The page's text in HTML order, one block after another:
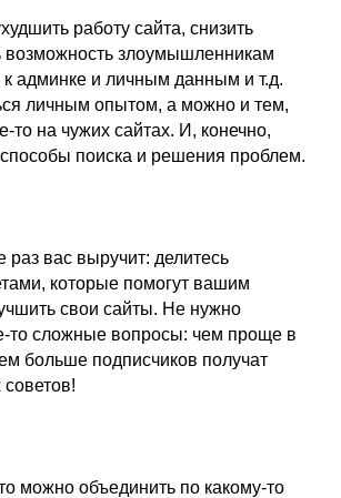
работу сайта, снизить
возможность злоумышленникам
к админке и личным данным и т.д.
личным опытом, а можно и тем,
то на чужих сайтах. И, конечно,
поиска и решения проблем.
раз вас выручит: делитесь
которые помогут вашим
свои сайты. Не нужно
то сложные вопросы: чем проще в
больше подписчиков получат
можно объединить по какому-то